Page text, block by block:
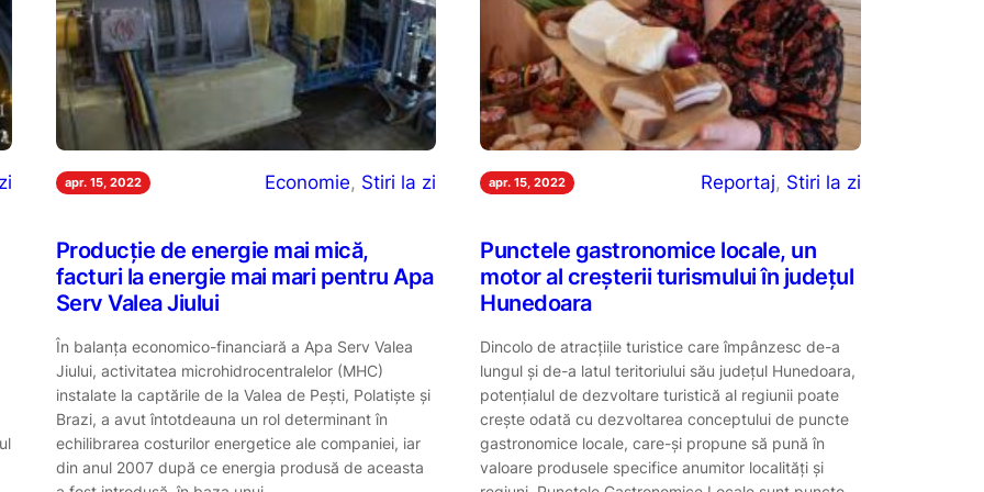
apr. 15, 2022 Economie, Stiri la zi
Producție de energie mai mică,
facturi la energie mai mari pentru Apa
Serv Valea Jiului
În balanța economico-financiară a Apa Serv Valea
Jiului, activitatea microhidrocentralelor (MHC)
instalate la captările de la Valea de Pești, Polatiște și
Brazi, a avut întotdeauna un rol determinant în
echilibrarea costurilor energetice ale companiei, iar
din anul 2007 după ce energia produsă de aceasta
apr. 15, 2022 Reportaj, Stiri la zi
Punctele gastronomice locale, un
motor al creșterii turismului în județul
Hunedoara
Dincolo de atracțiile turistice care împânzesc de-a
lungul și de-a latul teritoriului său județul Hunedoara,
potențialul de dezvoltare turistică al regiunii poate
crește odată cu dezvoltarea conceptului de puncte
gastronomice locale, care-și propune să pună în
valoare produsele specifice anumitor localități și